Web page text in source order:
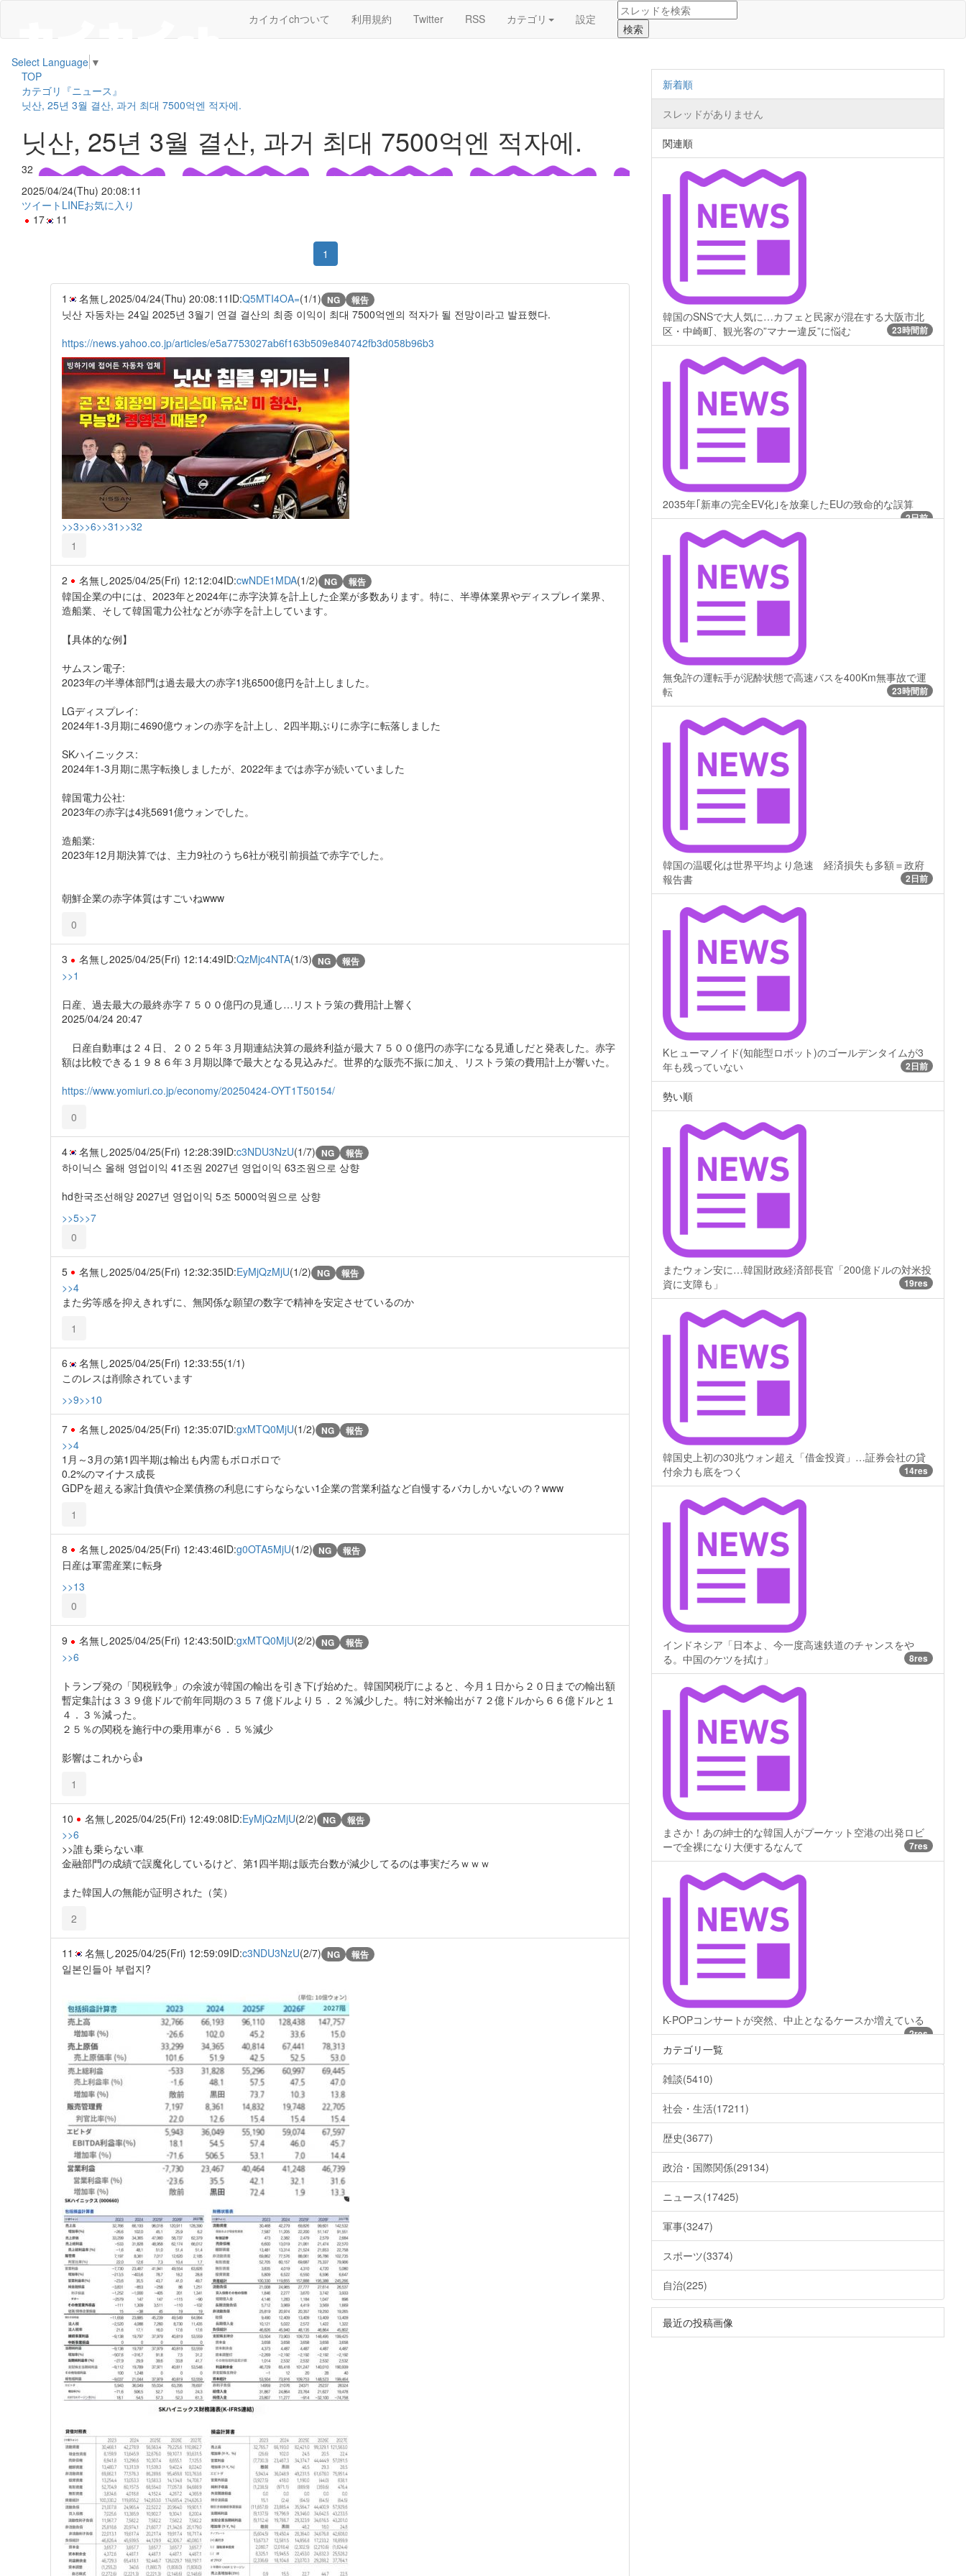
カイカイchついて 利用規約 Twitter RSS カテゴリ 設定
Select Language ▼
TOP
カテゴリ『ニュース』
닛산, 25년 3월 결산, 과거 최대 7500억엔 적자에.
닛산, 25년 3월 결산, 과거 최대 7500억엔 적자에.
32
2025/04/24(Thu) 20:08:11
ツイート LINEお気に入り
17
11
1
1 名無し2025/04/24(Thu) 20:08:11 ID:Q5MTI4OA=(1/1) NG 報告
닛산 자동차는 24일 2025년 3월기 연결 결산의 최종 이익이 최대 7500억엔의 적자가 될 전망이라고 발표했다.
https://news.yahoo.co.jp/articles/e5a7753027ab6f163b509e840742fb3d058b96b3
>>3>>6>>31 >>32
1
2 名無し2025/04/25(Fri) 12:12:04ID:cwNDE1MDA(1/2) NG 報告
韓国企業の中には、2023年と2024年に赤字決算を計上した企業が多数あります。特に、半導体業界やディスプレイ業界、
造船業、そして韓国電力公社などが赤字を計上しています。
【具体的な例】
サムスン電子:
2023年の半導体部門は過去最大の赤字1兆6500億円を計上しました。
LGディスプレイ:
2024年1-3月期に4690億ウォンの赤字を計上し、2四半期ぶりに赤字に転落しました
SKハイニックス:
2024年1-3月期に黒字転換しましたが、2022年までは赤字が続いていました
韓国電力公社:
2023年の赤字は4兆5691億ウォンでした。
造船業:
2023年12月期決算では、主力9社のうち6社が税引前損益で赤字でした。
朝鮮企業の赤字体質はすごいねwww
0
3 名無し2025/04/25(Fri) 12:14:49ID:QzMjc4NTA(1/3) NG 報告
>>1
日産、過去最大の最終赤字７５００億円の見通し…リストラ策の費用計上響く
2025/04/24 20:47
日産自動車は２４日、２０２５年３月期連結決算の最終利益が最大７５００億円の赤字になる見通しだと発表した。赤字
額は比較できる１９８６年３月期以降で最大となる見込みだ。世界的な販売不振に加え、リストラ策の費用計上が響いた。
https://www.yomiuri.co.jp/economy/20250424-OYT1T50154/
0
4 名無し2025/04/25(Fri) 12:28:39ID:c3NDU3NzU(1/7) NG 報告
하이닉스 올해 영업이익 41조원 2027년 영업이익 63조원으로 상향
hd한국조선해양 2027년 영업이익 5조 5000억원으로 상향
>>5>>7
0
5 名無し2025/04/25(Fri) 12:32:35ID:EyMjQzMjU(1/2) NG 報告
>>4
また劣等感を抑えきれずに、無関係な願望の数字で精神を安定させているのか
1
6 名無し2025/04/25(Fri) 12:33:55(1/1)
このレスは削除されています
>>9>>10
7 名無し2025/04/25(Fri) 12:35:07ID:gxMTQ0MjU(1/2) NG 報告
>>4
1月～3月の第1四半期は輸出も内需もボロボロで
0.2%のマイナス成長
GDPを超える家計負債や企業債務の利息にすらならない1企業の営業利益など自慢するバカしかいないの？www
1
8 名無し2025/04/25(Fri) 12:43:46ID:g0OTA5MjU(1/2) NG 報告
日産は軍需産業に転身
>>13
0
9 名無し2025/04/25(Fri) 12:43:50ID:gxMTQ0MjU(2/2) NG 報告
>>6
トランプ発の「関税戦争」の余波が韓国の輸出を引き下げ始めた。韓国関税庁によると、今月１日から２０日までの輸出額
暫定集計は３３９億ドルで前年同期の３５７億ドルより５．２％減少した。特に対米輸出が７２億ドルから６６億ドルと１
４．３％減った。
２５％の関税を施行中の乗用車が６．５％減少
影響はこれから👍
1
10 名無し2025/04/25(Fri) 12:49:08ID:EyMjQzMjU(2/2) NG 報告
>>6
>>誰も乗らない車
金融部門の成績で誤魔化しているけど、第1四半期は販売台数が減少してるのは事実だろｗｗｗ
また韓国人の無能が証明された（笑）
2
11 名無し2025/04/25(Fri) 12:59:09ID:c3NDU3NzU(2/7) NG 報告
일본인들아 부럽지?
新着順
スレッドがありません
関連順
韓国のSNSで大人気に…カフェと民家が混在する大阪市北
区・中崎町、観光客の”マナー違反”に悩む
23時間前
2035年｢新車の完全EV化｣を放棄したEUの致命的な誤算
2日前
無免許の運転手が泥酔状態で高速バスを400Km無事故で運
転
23時間前
韓国の温暖化は世界平均より急速 経済損失も多額＝政府
報告書
2日前
Kヒューマノイド(知能型ロボット)のゴールデンタイムが3
年も残っていない
2日前
勢い順
またウォン安に…韓国財政経済部長官「200億ドルの対米投
資に支障も」
19res
韓国史上初の30兆ウォン超え「借金投資」…証券会社の貸
付余力も底をつく
14res
インドネシア「日本よ、今一度高速鉄道のチャンスをや
る。中国のケツを拭け」
8res
まさか！あの紳士的な韓国人がプーケット空港の出発ロビ
ーで全裸になり大便するなんて
7res
K-POPコンサートが突然、中止となるケースか増えている
2res
カテゴリ一覧
雑談(5410)
社会・生活(17211)
歴史(3677)
政治・国際関係(29134)
ニュース(17425)
軍事(3247)
スポーツ(3374)
自治(225)
最近の投稿画像